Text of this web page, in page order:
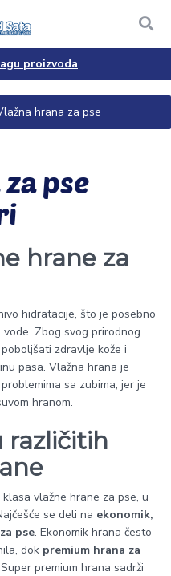
065/4444-040
hrana za pse
proizvoda
pse
hrane za
hidratacije, što je posebno
Zbog svog prirodnog
zdravlje kože i
pasa. Vlažna hrana je
sa zubima, jer je
hranom.
različitih
vlažne hrane za pse, u
se deli na ekonomik,
pse. Ekonomik hrana često
dok premium hrana za
premium hrana sadrži